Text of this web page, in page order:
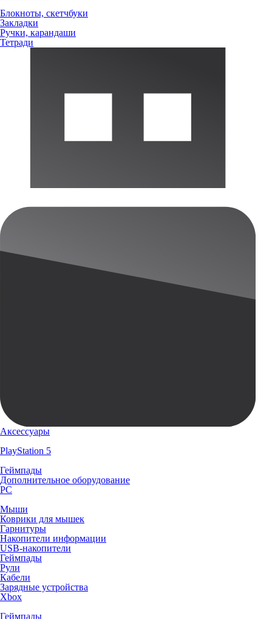
Блокноты, скетчбуки
Закладки
Ручки, карандаши
Тетради
Аксессуары
PlayStation 5
Геймпады
Дополнительное оборудование
PC
Мыши
Коврики для мышек
Гарнитуры
Накопители информации
USB-накопители
Геймпады
Рули
Кабели
Зарядные устройства
Xbox
Геймпады